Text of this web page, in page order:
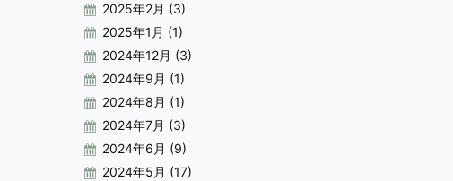
2025年2月 (3)
2025年1月 (1)
2024年12月 (3)
2024年9月 (1)
2024年8月 (1)
2024年7月 (3)
2024年6月 (9)
2024年5月 (17)